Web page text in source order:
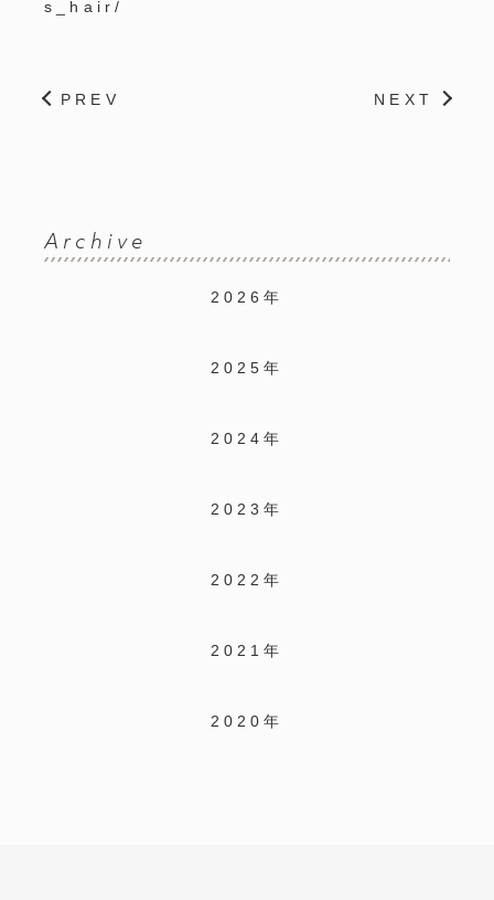
s_hair/
PREV NEXT
Archive
2026年
2025年
2024年
2023年
2022年
2021年
2020年